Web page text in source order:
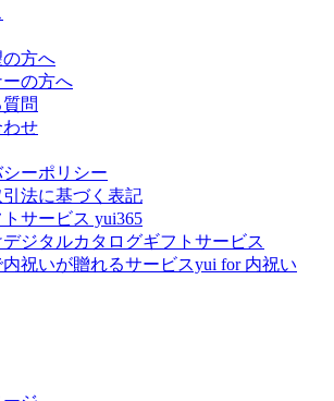
方へ
の方へ
問
わせ
ーポリシー
法に基づく表記
サービス yui365
ジタルカタログギフトサービス
内祝いが贈れるサービスyui for 内祝い